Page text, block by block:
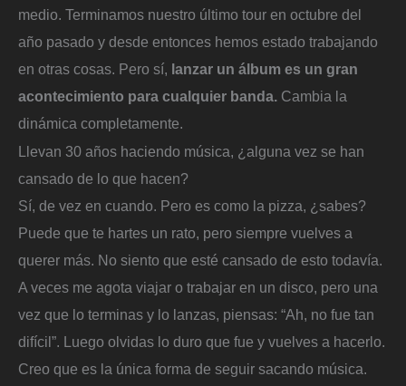
medio. Terminamos nuestro último tour en octubre del
año pasado y desde entonces hemos estado trabajando
en otras cosas. Pero sí, lanzar un álbum es un gran
acontecimiento para cualquier banda. Cambia la
dinámica completamente.
Llevan 30 años haciendo música, ¿alguna vez se han
cansado de lo que hacen?
Sí, de vez en cuando. Pero es como la pizza, ¿sabes?
Puede que te hartes un rato, pero siempre vuelves a
querer más. No siento que esté cansado de esto todavía.
A veces me agota viajar o trabajar en un disco, pero una
vez que lo terminas y lo lanzas, piensas: “Ah, no fue tan
difícil”. Luego olvidas lo duro que fue y vuelves a hacerlo.
Creo que es la única forma de seguir sacando música.